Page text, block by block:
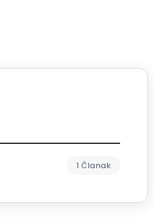
1 Članak